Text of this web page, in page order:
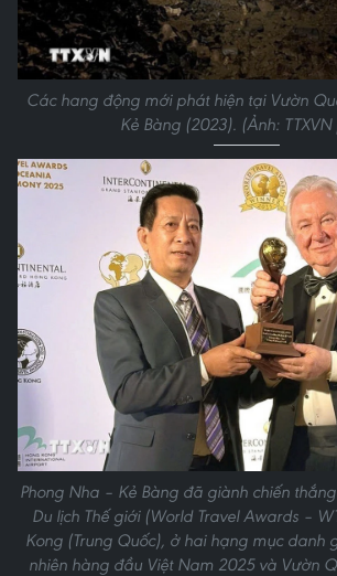
Các hang động mới phát hiện tại Vườn
Kẻ Bàng (2023). (Ảnh:
Phong Nha – Kẻ Bàng đã giành chiến
Du lịch Thế giới (World Travel Awards –
Kong (Trung Quốc), ở hai hạng mục danh
nhiên hàng đầu Việt Nam 2025 và Vườn